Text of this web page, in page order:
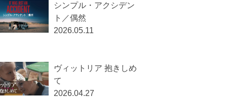
シンプル・アクシデン
ト／偶然
2026.05.11
ヴィットリア 抱きしめ
て
2026.04.27